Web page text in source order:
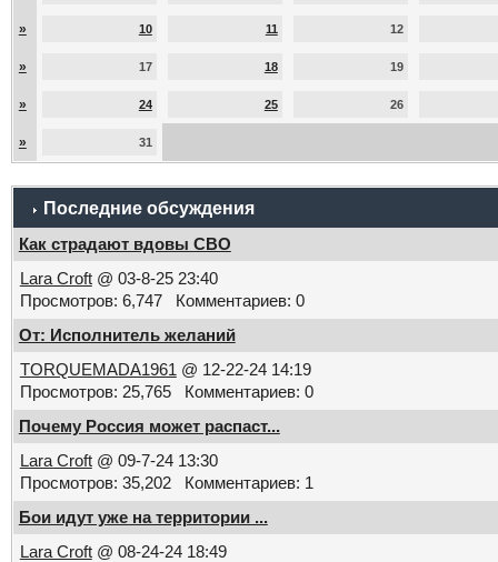
» 10 11 12
» 17 18 19
» 24 25 26
» 31
Последние обсуждения
Как страдают вдовы СВО
Lara Croft@ 03-8-25 23:40
Просмотров: 6,747 Комментариев: 0
От: Исполнитель желаний
TORQUEMADA1961 @ 12-22-24 14:19
Просмотров: 25,765 Комментариев: 0
Почему Россия может распаст...
Lara Croft@ 09-7-24 13:30
Просмотров: 35,202 Комментариев: 1
Бои идут уже на территории ...
Lara Croft@ 08-24-24 18:49